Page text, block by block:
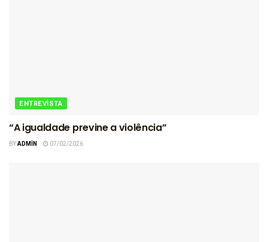
ENTREVISTA
“A igualdade previne a violência”
BYADMIN 07/02/2026